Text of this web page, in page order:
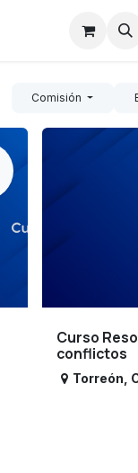
Noticias
Comisión
Curso
conflictos
Torreón